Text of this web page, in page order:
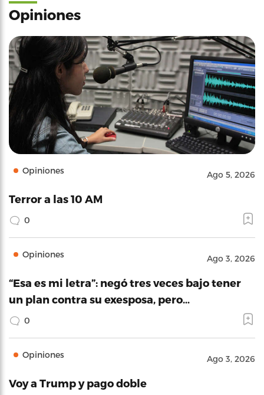
Opiniones
Opiniones Ago 5, 2026
Terror a las 10 AM
0
Opiniones Ago 3, 2026
“Esa es mi letra”: negó tres veces bajo tener
un plan contra su exesposa, pero…
0
Opiniones Ago 3, 2026
Voy a Trump y pago doble